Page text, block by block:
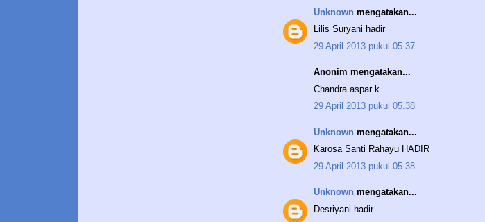
Unknown mengatakan...
Lilis Suryani hadir
29 April 2013 pukul 05.37
Anonim mengatakan...
Chandra aspar k
29 April 2013 pukul 05.38
Unknown mengatakan...
Karosa Santi Rahayu HADIR
29 April 2013 pukul 05.38
Unknown mengatakan...
Desriyani hadir